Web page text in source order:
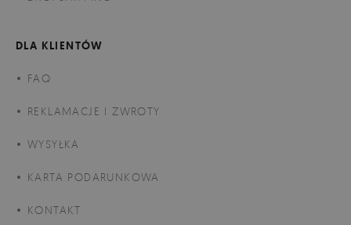
DLA KLIENTÓW
FAQ
REKLAMACJE I ZWROTY
WYSYŁKA
KARTA PODARUNKOWA
KONTAKT